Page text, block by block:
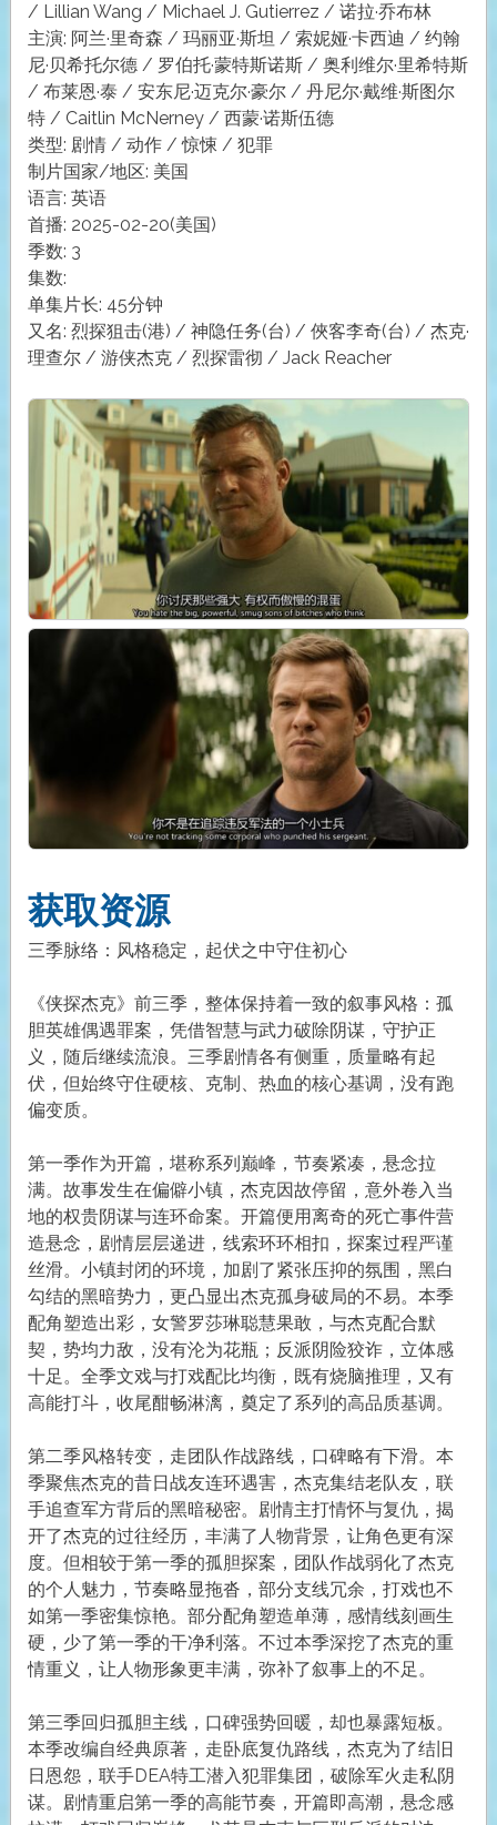
/ Lillian Wang / Michael J. Gutierrez / 诺拉·乔布林
主演: 阿兰·里奇森 / 玛丽亚·斯坦 / 索妮娅·卡西迪 / 约翰
尼·贝希托尔德 / 罗伯托·蒙特斯诺斯 / 奥利维尔·里希特斯
/ 布莱恩·泰 / 安东尼·迈克尔·豪尔 / 丹尼尔·戴维·斯图尔
特 / Caitlin McNerney / 西蒙·诺斯伍德
类型: 剧情 / 动作 / 惊悚 / 犯罪
制片国家/地区: 美国
语言: 英语
首播: 2025-02-20(美国)
季数: 3
集数:
单集片长: 45分钟
又名: 烈探狙击(港) / 神隐任务(台) / 俠客李奇(台) / 杰克·
理查尔 / 游侠杰克 / 烈探雷彻 / Jack Reacher
获取资源
三季脉络：风格稳定，起伏之中守住初心
《侠探杰克》前三季，整体保持着一致的叙事风格：孤
胆英雄偶遇罪案，凭借智慧与武力破除阴谋，守护正
义，随后继续流浪。三季剧情各有侧重，质量略有起
伏，但始终守住硬核、克制、热血的核心基调，没有跑
偏变质。
第一季作为开篇，堪称系列巅峰，节奏紧凑，悬念拉
满。故事发生在偏僻小镇，杰克因故停留，意外卷入当
地的权贵阴谋与连环命案。开篇便用离奇的死亡事件营
造悬念，剧情层层递进，线索环环相扣，探案过程严谨
丝滑。小镇封闭的环境，加剧了紧张压抑的氛围，黑白
勾结的黑暗势力，更凸显出杰克孤身破局的不易。本季
配角塑造出彩，女警罗莎琳聪慧果敢，与杰克配合默
契，势均力敌，没有沦为花瓶；反派阴险狡诈，立体感
十足。全季文戏与打戏配比均衡，既有烧脑推理，又有
高能打斗，收尾酣畅淋漓，奠定了系列的高品质基调。
第二季风格转变，走团队作战路线，口碑略有下滑。本
季聚焦杰克的昔日战友连环遇害，杰克集结老队友，联
手追查军方背后的黑暗秘密。剧情主打情怀与复仇，揭
开了杰克的过往经历，丰满了人物背景，让角色更有深
度。但相较于第一季的孤胆探案，团队作战弱化了杰克
的个人魅力，节奏略显拖沓，部分支线冗余，打戏也不
如第一季密集惊艳。部分配角塑造单薄，感情线刻画生
硬，少了第一季的干净利落。不过本季深挖了杰克的重
情重义，让人物形象更丰满，弥补了叙事上的不足。
第三季回归孤胆主线，口碑强势回暖，却也暴露短板。
本季改编自经典原著，走卧底复仇路线，杰克为了结旧
日恩怨，联手DEA特工潜入犯罪集团，破除军火走私阴
谋。剧情重启第一季的高能节奏，开篇即高潮，悬念感